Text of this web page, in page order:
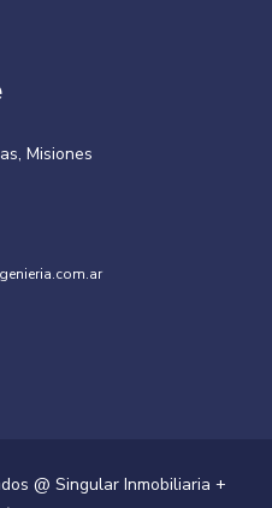
Misiones
@ Singular Inmobiliaria +